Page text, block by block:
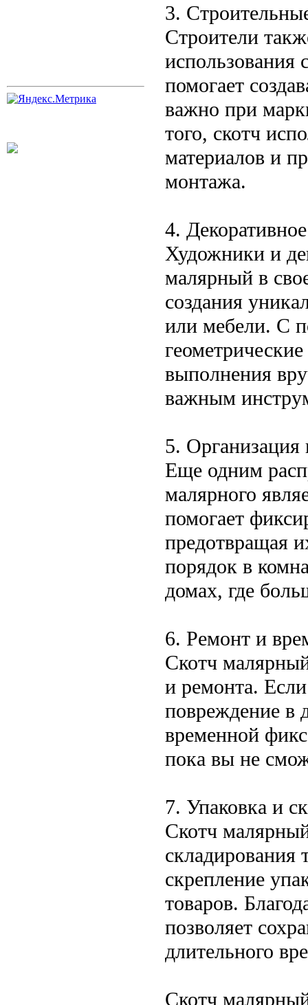
3.
Строители
использования
помогает
важно при
того, скотч
материалов и
монтажа.
4.
Художники и
малярный в
создания
или мебели. С
выполнения
важным
5. Организация
Еще одним
малярного
помогает
предотвращая
порядок в
домах, где
6. Ремонт и
Скотч
и ремонта.
повреждение в
временной
пока вы не
7. Упаковка и
Скотч
складирования
скрепление
товаров.
позволяет
длительного
Скотч